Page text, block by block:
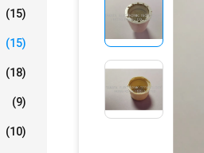
(15)
(15)
(18)
(9)
(10)